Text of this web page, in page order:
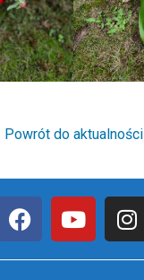
Powrót do aktualności